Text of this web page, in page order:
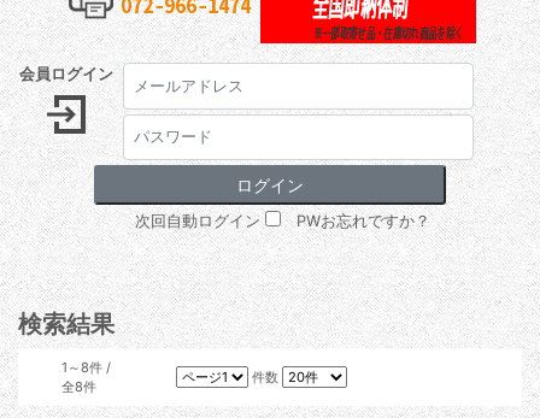
会員ログイン
次回自動ログイン PWお忘れですか？
検索結果
1～8件 /
全8件
件数